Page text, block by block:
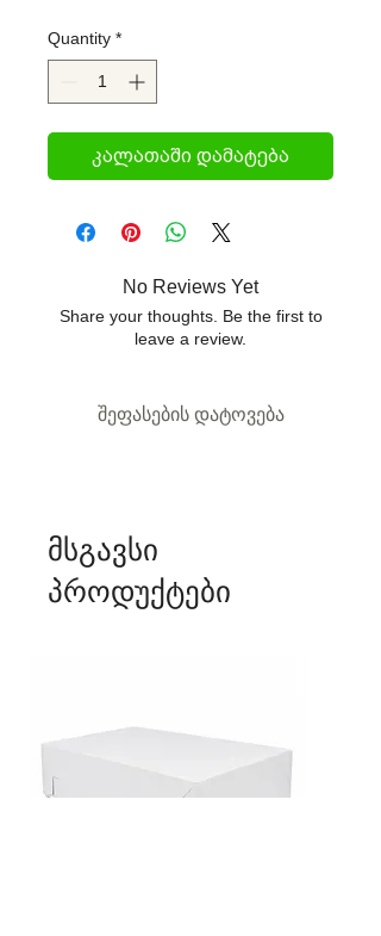
Quantity *
კალათაში დამატება
No Reviews Yet
Share your thoughts. Be the first to
leave a review.
შეფასების დატოვება
მსგავსი
პროდუქტები